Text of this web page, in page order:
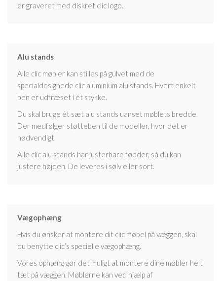
er graveret med diskret clic logo..
Alu stands
Alle clic møbler kan stilles på gulvet med de
specialdesignede clic aluminium alu stands. Hvert enkelt
ben er udfræset i ét stykke.
Du skal bruge ét sæt alu stands uanset møblets bredde.
Der medfølger støtteben til de modeller, hvor det er
nødvendigt.
Alle clic alu stands har justerbare fødder, så du kan
justere højden. De leveres i sølv eller sort.
Vægophæng
Hvis du ønsker at montere dit clic møbel på væggen, skal
du benytte clic’s specielle vægophæng.
Vores ophæng gør det muligt at montere dine møbler helt
tæt på væggen. Møblerne kan ved hjælp af